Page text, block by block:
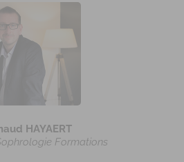
HAYAERT
Formations